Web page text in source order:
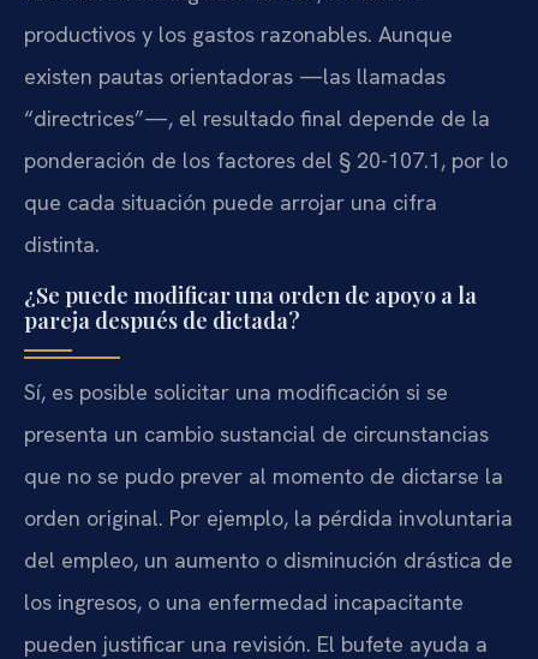
productivos y los gastos razonables. Aunque
existen pautas orientadoras —las llamadas
“directrices”—, el resultado final depende de la
ponderación de los factores del § 20-107.1, por lo
que cada situación puede arrojar una cifra
distinta.
¿Se puede modificar una orden de apoyo a la
pareja después de dictada?
Sí, es posible solicitar una modificación si se
presenta un cambio sustancial de circunstancias
que no se pudo prever al momento de dictarse la
orden original. Por ejemplo, la pérdida involuntaria
del empleo, un aumento o disminución drástica de
los ingresos, o una enfermedad incapacitante
pueden justificar una revisión. El bufete ayuda a